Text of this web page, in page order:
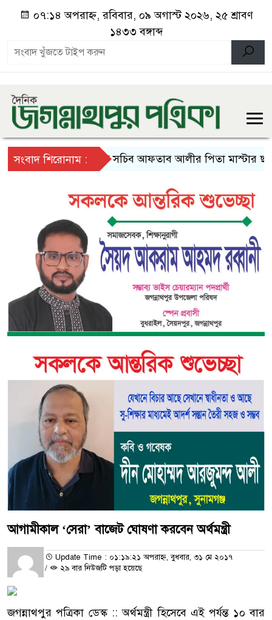
০৭:১৪ অপরাহ্ন, রবিবার, ০৯ অগাস্ট ২০২৬, ২৫ শ্রাবণ
১৪৩৩ বঙ্গাব্দ
সংবাদ শিরোনাম :
অতিরিক্ত সচিব আফতাব আলীর পিতা মাস্টার ছাদ
আগামীকাল ‘সেরা’ বাজেট ঘোষণা করবেন অর্থমন্ত্রী
Update Time : ০১:১৯:২১ অপরাহ্ন, বুধবার, ৩১ মে ২০১৭
/
২৯ বার নিউজটি পড়া হয়েছে
জগন্নাথপুর পত্রিকা ডেস্ক :: অর্থমন্ত্রী হিসেবে এই পর্যন্ত ১০ বার